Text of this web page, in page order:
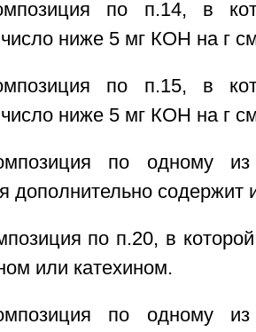
по п.14, в
число ниже 5 мг КОН на г
по п.15, в
число ниже 5 мг КОН на г
по одному
дополнительно содержит
по п.20, в
или катехином.
по одному